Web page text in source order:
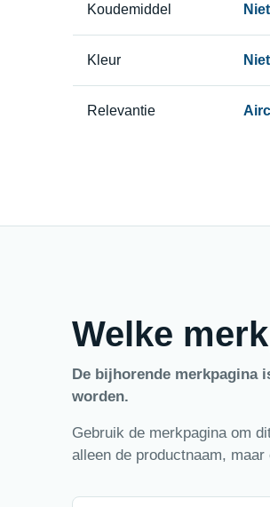
Koudemiddel
Kleur
Relevantie
Welke
De bijhorende merkpagina
worden.
Gebruik de merkpagina om
alleen de productnaam,